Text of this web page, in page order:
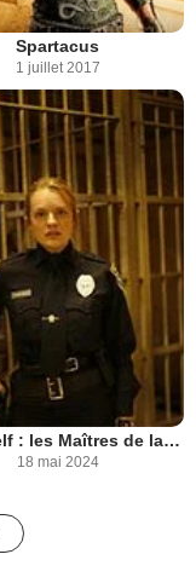
Spartacus
1 juillet 2017
Fear Itself : les Maîtres de la peur
18 mai 2024